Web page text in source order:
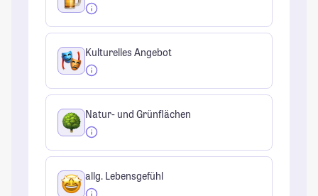
Kulturelles Angebot
Natur- und Grünflächen
allg. Lebensgefühl